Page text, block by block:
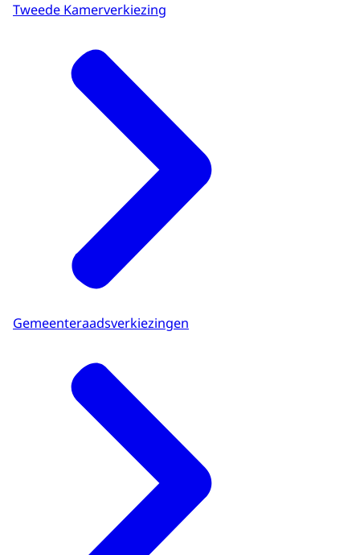
Tweede Kamerverkiezing
Gemeenteraadsverkiezingen